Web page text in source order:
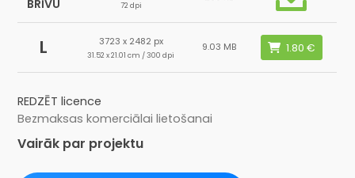
BRĪVU
72 dpi
L 3723 x 2482 px
31.52 x 21.01 cm / 300 dpi
9.03 MB
REDZĒT licence
Bezmaksas komerciālai lietošanai
Vairāk par projektu